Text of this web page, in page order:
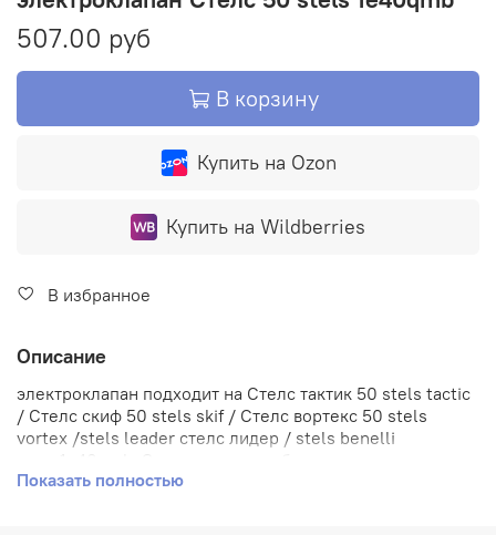
507.00 руб
В корзину
Купить на Ozon
Купить на Wildberries
В избранное
Описание
электроклапан подходит на Стелс тактик 50 stels tactic
/ Стелс скиф 50 stels skif / Стелс вортекс 50 stels
vortex /stels leader стелс лидер / stels benelli
карбюратора на мотоцикле предназначен для
Показать полностью